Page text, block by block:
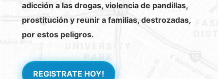
adicción a las drogas, violencia de pandillas,
prostitución y reunir a familias, destrozadas,
por estos peligros.
REGISTRATE HOY!